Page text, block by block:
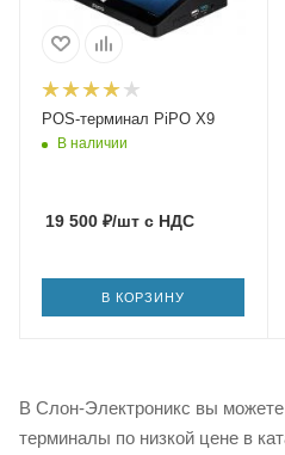
POS-терминал PiPO X9
В наличии
19 500 ₽/шт с НДС
В КОРЗИНУ
В Слон-Электроникс вы
терминалы по низкой цене в